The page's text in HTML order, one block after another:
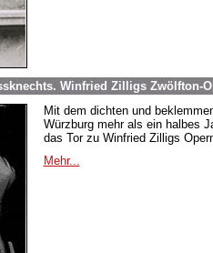
Winfried Zilligs Zwölfton-
Mit dem dichten und
Würzburg mehr als ein halbes
das Tor zu Winfried Zilligs
Mehr...